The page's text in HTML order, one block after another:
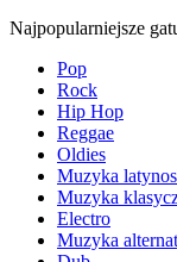
Najpopularniejsze
Pop
Rock
Hip Hop
Reggae
Oldies
Muzyka
Muzyka
Electro
Muzyka